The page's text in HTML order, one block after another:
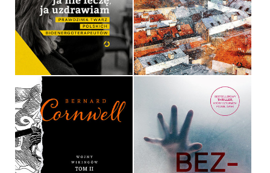
OPRAWA MIĘKKA ZE SKRZYDEŁKAMI
39,90 ZŁ
OPRAWA TWARDA
39,90 ZŁ
ZWIASTUN BURZY BEZBRONNE